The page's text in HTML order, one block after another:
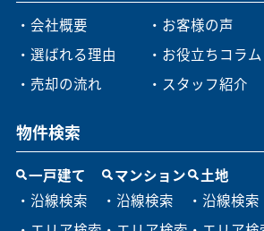
・会社概要
・選ばれる理由
・売却の流れ
・お客様の声
・お役立ちコラム
・スタッフ紹介
物件検索
一戸建て
・沿線検索
マンション
・沿線検索
土地
・沿線検索